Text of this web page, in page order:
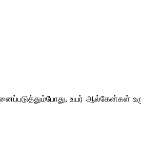
, உயர் ஆல்கேன்கள்